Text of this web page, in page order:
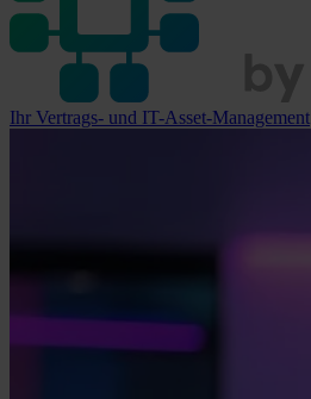
Ihr Vertrags- und IT-Asset-Management